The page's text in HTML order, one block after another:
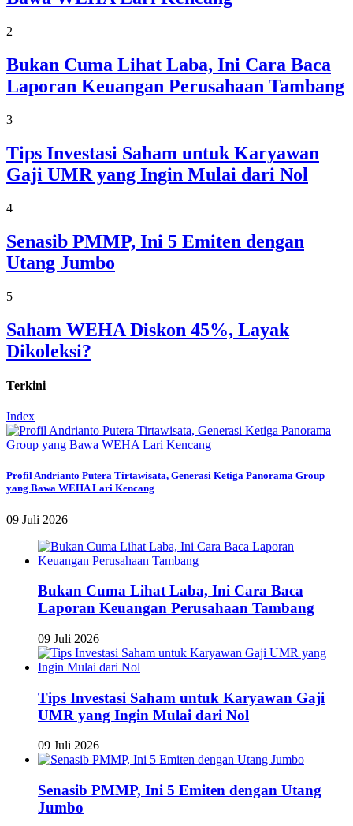
2
Bukan Cuma Lihat Laba, Ini Cara Baca
Laporan Keuangan Perusahaan Tambang
3
Tips Investasi Saham untuk Karyawan
Gaji UMR yang Ingin Mulai dari Nol
4
Senasib PMMP, Ini 5 Emiten dengan
Utang Jumbo
5
Saham WEHA Diskon 45%, Layak
Dikoleksi?
Terkini
Index
Profil Andrianto Putera Tirtawisata, Generasi Ketiga Panorama Group
yang Bawa WEHA Lari Kencang
09 Juli 2026
Bukan Cuma Lihat Laba, Ini Cara Baca
Laporan Keuangan Perusahaan Tambang
09 Juli 2026
Tips Investasi Saham untuk Karyawan Gaji
UMR yang Ingin Mulai dari Nol
09 Juli 2026
Senasib PMMP, Ini 5 Emiten dengan Utang
Jumbo